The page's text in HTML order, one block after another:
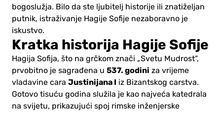
bogoslužja. Bilo da ste ljubitelj historije ili znatiželjan
putnik, istraživanje Hagije Sofije nezaboravno je
iskustvo.
Kratka historija Hagije Sofije
Hagija Sofija, što na grčkom znači „Svetu Mudrost“,
prvobitno je sagrađena u 537. godini za vrijeme
vladavine cara Justinijana I iz Bizantskog carstva.
Gotovo tisuću godina služila je kao najveća katedrala
na svijetu, prikazujući spoj rimske inženjerske